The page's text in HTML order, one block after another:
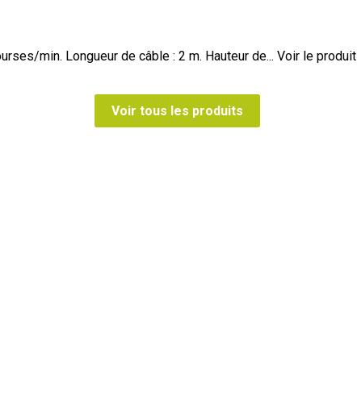
min. Longueur de câble : 2 m. Hauteur de... Voir le produit
Voir tous les produits